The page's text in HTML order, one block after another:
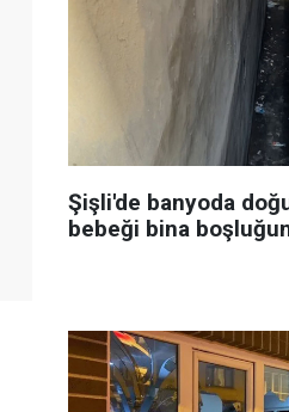
Şişli'de banyoda
bebeği bina